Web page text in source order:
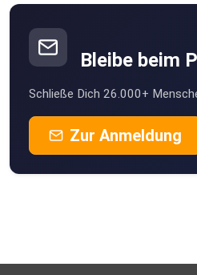
Bleibe beim
Schließe Dich 26.000+
Zur Anmeldung